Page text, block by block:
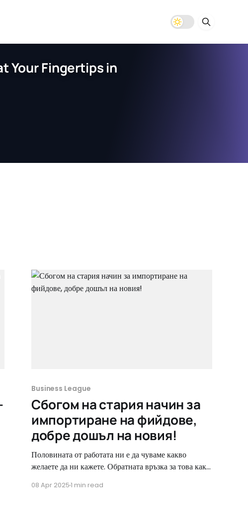
Your Fingertips in
Business League
Сбогом на стария начин за
импортиране на фийдове,
добре дошъл на новия!
Половината от работата ни е да чуваме какво
желаете да ни кажете. Обратната връзка за това как
усещате и как работи за търговците – е това, което
08 Apr 20251 min read